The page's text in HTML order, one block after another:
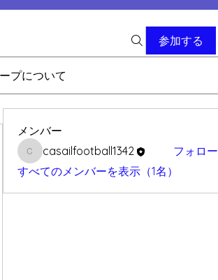
参加する
プについて
メンバー
casailfootball1342
casailfootball1342
フォロー
すべてのメンバーを表示（1名）